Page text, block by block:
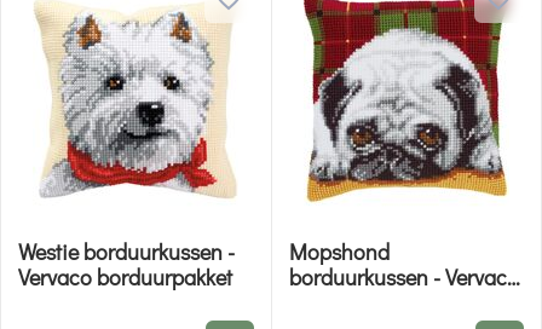
Westie borduurkussen -
Vervaco borduurpakket
Mopshond
borduurkussen - Vervaco